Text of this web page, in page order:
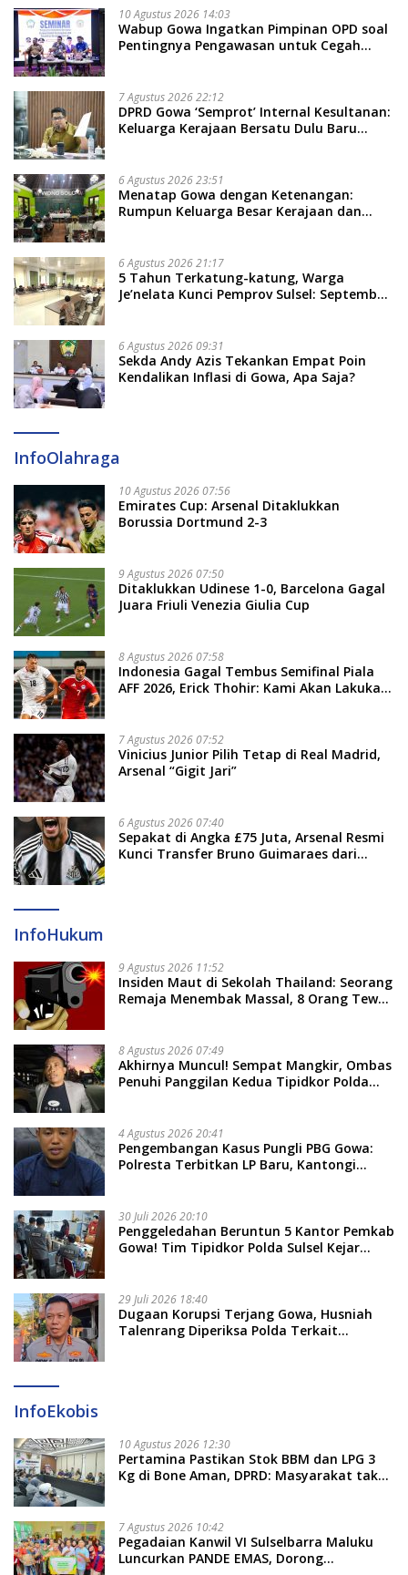
10 Agustus 2026 14:03
Wabup Gowa Ingatkan Pimpinan OPD soal
Pentingnya Pengawasan untuk Cegah
7 Agustus 2026 22:12
DPRD Gowa ‘Semprot’ Internal Kesultanan:
Keluarga Kerajaan Bersatu Dulu Baru
6 Agustus 2026 23:51
Menatap Gowa dengan Ketenangan:
Rumpun Keluarga Besar Kerajaan dan
Soal Adat dan Adab
6 Agustus 2026 21:17
5 Tahun Terkatung-katung, Warga
Je’nelata Kunci Pemprov Sulsel: September
6 Agustus 2026 09:31
Sekda Andy Azis Tekankan Empat Poin
Kendalikan Inflasi di Gowa, Apa Saja?
InfoOlahraga
10 Agustus 2026 07:56
Emirates Cup: Arsenal Ditaklukkan
Borussia Dortmund 2-3
9 Agustus 2026 07:50
Ditaklukkan Udinese 1-0, Barcelona Gagal
Juara Friuli Venezia Giulia Cup
8 Agustus 2026 07:58
Indonesia Gagal Tembus Semifinal Piala
AFF 2026, Erick Thohir: Kami Akan Lakukan
7 Agustus 2026 07:52
Vinicius Junior Pilih Tetap di Real Madrid,
Arsenal “Gigit Jari”
6 Agustus 2026 07:40
Sepakat di Angka £75 Juta, Arsenal Resmi
Kunci Transfer Bruno Guimaraes dari
InfoHukum
9 Agustus 2026 11:52
Insiden Maut di Sekolah Thailand: Seorang
Remaja Menembak Massal, 8 Orang Tewas
8 Agustus 2026 07:49
Akhirnya Muncul! Sempat Mangkir, Ombas
Penuhi Panggilan Kedua Tipidkor Polda
4 Agustus 2026 20:41
Pengembangan Kasus Pungli PBG Gowa:
Polresta Terbitkan LP Baru, Kantongi
30 Juli 2026 20:10
Penggeledahan Beruntun 5 Kantor Pemkab
Gowa! Tim Tipidkor Polda Sulsel Kejar
29 Juli 2026 18:40
Dugaan Korupsi Terjang Gowa, Husniah
Talenrang Diperiksa Polda Terkait
InfoEkobis
10 Agustus 2026 12:30
Pertamina Pastikan Stok BBM dan LPG 3
Kg di Bone Aman, DPRD: Masyarakat tak
7 Agustus 2026 10:42
Pegadaian Kanwil VI Sulselbarra Maluku
Luncurkan PANDE EMAS, Dorong